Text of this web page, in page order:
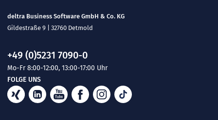
deltra Business Software GmbH & Co. KG
Gildestraße 9 | 32760 Detmold
+49 (0)5231 7090-0
Mo-Fr 8:00-12:00, 13:00-17:00 Uhr
FOLGE UNS